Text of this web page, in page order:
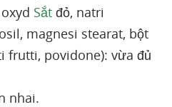
Sắt đỏ, natri
magnesi stearat, bột
frutti, povidone): vừa đủ
nhai.